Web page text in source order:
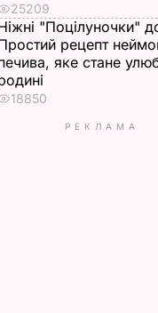
25209
"Поцілуночки"
рецепт
яке стане
18850
РЕКЛАМА